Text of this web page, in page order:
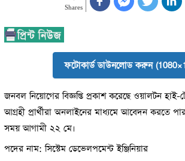
Shares
ফটোকার্ড ডাউনলোড করুন
জনবল নিয়োগের বিজ্ঞপ্তি প্রকাশ করেছে ওয়ালটন হাই-
আগ্রহী প্রার্থীরা অনলাইনের মাধ্যমে আবেদন করতে
সময় আগামী ২২ মে।
পদের নাম: সিস্টেম ডেভেলপমেন্ট ইঞ্জিনিয়ার